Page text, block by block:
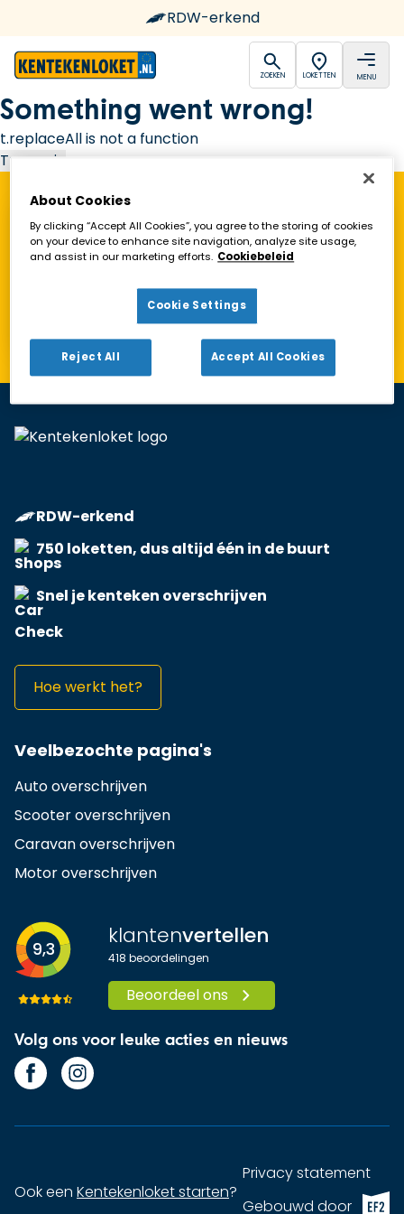
RDW-erkend
open
ZOEKEN LOKETTEN MENU
Something went wrong!
t.replaceAll is not a function
Try again
Vind een Kentekenloket in de buurt!
Toon alleen geopende loketten
RDW-erkend
750 loketten, dus altijd één in de buurt
Snel je kenteken overschrijven
Hoe werkt het?
Veelbezochte pagina's
Auto overschrijven
Scooter overschrijven
Caravan overschrijven
Motor overschrijven
9,3 klantenvertellen
418 beoordelingen
Beoordeel ons
Volg ons voor leuke acties en nieuws
Ook een Kentekenloket starten?
Privacy statement
Gebouwd doorEF2
About Cookies
By clicking “Accept All Cookies”, you agree to the storing of cookies
on your device to enhance site navigation, analyze site usage,
and assist in our marketing efforts. Cookiebeleid
Cookie Settings
Reject All Accept All Cookies